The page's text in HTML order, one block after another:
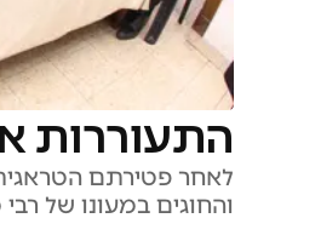
התעוררות
לאחר פטירתם
והחוגים במעונו של